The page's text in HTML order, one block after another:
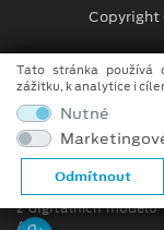
Copyright
Prohlášení o
Při tvorbě videí a
tradičních fotografií
z digitálních modelů
AI).
Tato stránka používá
zážitku, k analytice i
Nutné
Odmítnout